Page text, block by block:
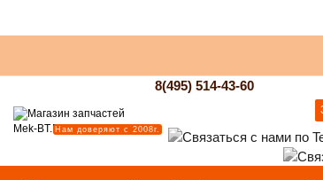
Нам доверяют с 2008г.
8(495) 514-43-60